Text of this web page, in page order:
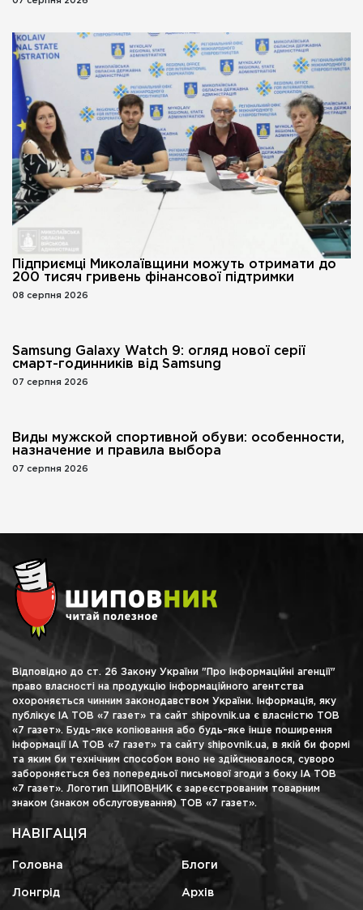
Підприємці Миколаївщини можуть отримати до
200 тисяч гривень фінансової підтримки
08 серпня 2026
Samsung Galaxy Watch 9: огляд нової серії
смарт-годинників від Samsung
07 серпня 2026
Виды мужской спортивной обуви: особенности,
назначение и правила выбора
07 серпня 2026
Відповідно до ст. 26 Закону України "Про інформаційні агенції"
право власності на продукцію інформаційного агентства
охороняється чинним законодавством України. Інформація, яку
публікує ІА ТОВ «7 газет» та сайт shipovnik.ua є власністю ТОВ
«7 газет». Будь-яке копіювання або будь-яке інше поширення
інформації ІА ТОВ «7 газет» та сайту shipovnik.ua, в якій би формі
та яким би технічним способом воно не здійснювалося, суворо
забороняється без попередньої письмової згоди з боку ІА ТОВ
«7 газет». Логотип ШИПОВНИК є зареєстрованим товарним
знаком (знаком обслуговування) ТОВ «7 газет».
НАВІГАЦІЯ
Головна Блоги
Лонгрід Архів